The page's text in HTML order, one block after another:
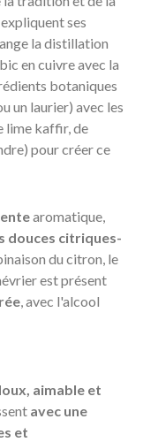
ses
la distillation
en cuivre avec la
botaniques
un laurier) avec les
lime kaffir, de
pour créer ce
aromatique,
douces citriques-
du citron, le
est présent
, avec l'alcool
aimable et
avec une
et